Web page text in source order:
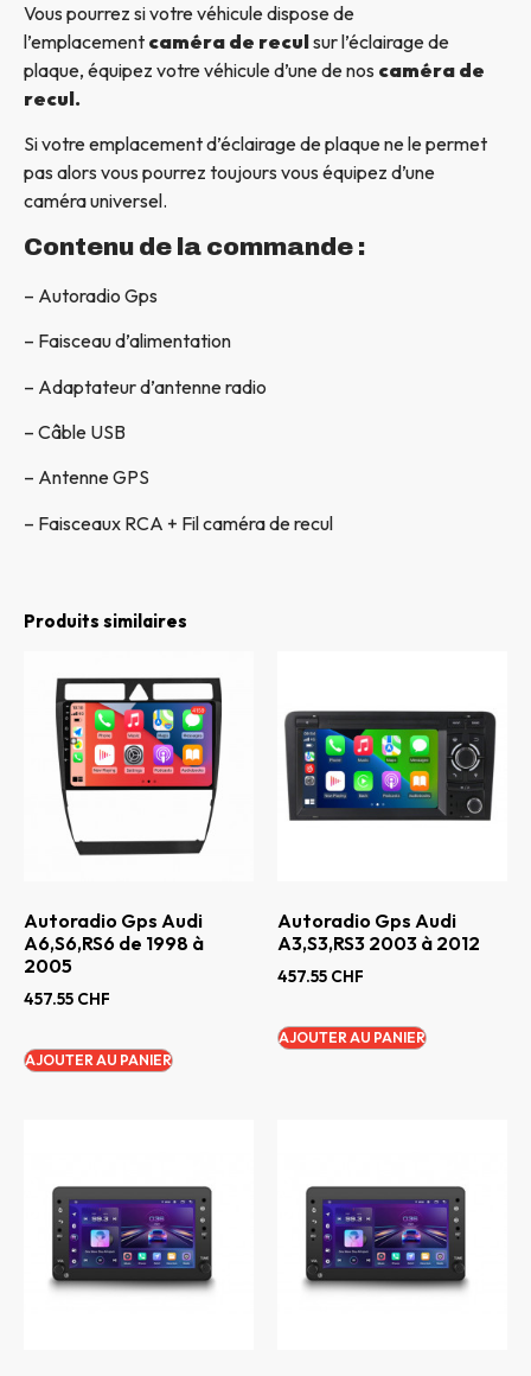
Vous pourrez si votre véhicule dispose de
l’emplacement caméra de reculsur l’éclairage de
plaque, équipez votre véhicule d’une de nos caméra de
recul.
Si votre emplacement d’éclairage de plaque ne le permet
pas alors vous pourrez toujours vous équipez d’une
caméra universel.
Contenu de la commande :
– Autoradio Gps
– Faisceau d’alimentation
– Adaptateur d’antenne radio
– Câble USB
– Antenne GPS
– Faisceaux RCA + Fil caméra de recul
Produits similaires
Autoradio Gps Audi
A6,S6,RS6 de 1998 à
2005
457.55 CHF
AJOUTER AU PANIER
Autoradio Gps Audi
A3,S3,RS3 2003 à 2012
457.55 CHF
AJOUTER AU PANIER